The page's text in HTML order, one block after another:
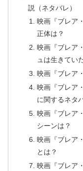
説（ネタバレ）
映画『ブレア
正体は？
映画『ブレア
ュは生きてい
映画『ブレア
映画『ブレア
に関するネタ
映画『ブレア
シーンは？
映画『ブレア
とは？
映画『ブレア